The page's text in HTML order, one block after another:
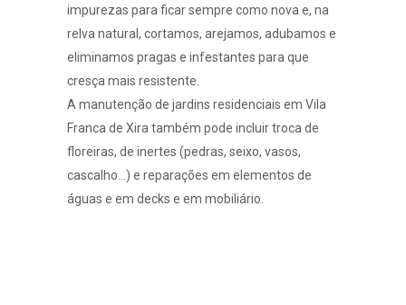
impurezas para ficar sempre como nova e, na
relva natural , cortamos, arejamos, adubamos e
eliminamos pragas e infestantes para que
cresça mais resistente.
A manutenção de jardins residenciais em Vila
Franca de Xira também pode incluir troca de
floreiras, de inertes (pedras, seixo, vasos,
cascalho…) e reparações em elementos de
águas e em decks e em mobiliário